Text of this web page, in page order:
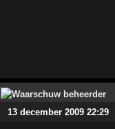
13 december 2009 22:29